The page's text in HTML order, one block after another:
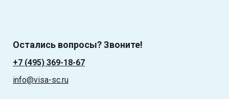
Остались вопросы? Звоните!
+7 (495) 369-18-67
info@visa-sc.ru